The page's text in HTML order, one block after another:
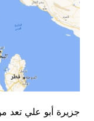
جزيرة أبو علي تعد